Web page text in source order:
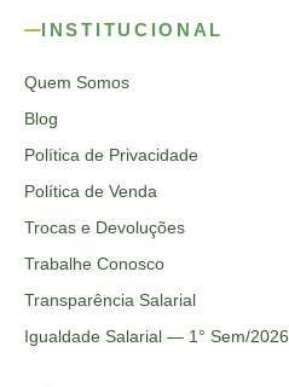
INSTITUCIONAL
Quem Somos
Blog
Política de Privacidade
Política de Venda
Trocas e Devoluções
Trabalhe Conosco
Transparência Salarial
Igualdade Salarial — 1° Sem/2026